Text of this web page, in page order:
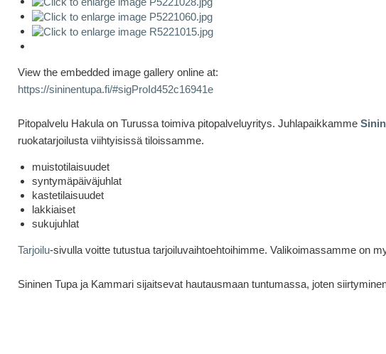
View the embedded image gallery online at:
https://sininentupa.fi/#sigProId452c16941e
Pitopalvelu Hakula on Turussa toimiva pitopalveluyritys. Juhlapaikkamme
ruokatarjoilusta viihtyisissä tiloissamme.
muistotilaisuudet
syntymäpäiväjuhlat
kastetilaisuudet
lakkiaiset
sukujuhlat
Tarjoilu-sivulla voitte tutustua tarjoiluvaihtoehtoihimme. Valikoimassamme on
Sininen Tupa ja Kammari sijaitsevat hautausmaan tuntumassa, joten